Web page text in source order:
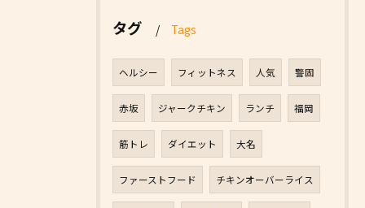
タグ Tags
ヘルシー フィットネス 人気 警固
赤坂 ジャークチキン ランチ 福岡
筋トレ ダイエット 大名
ファーストフード チキンオーバーライス